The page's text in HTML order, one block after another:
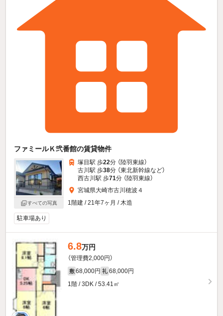
ファミールＫ弐番館の賃貸物件
すべての写真
塚目駅 歩22分 （陸羽東線）
古川駅 歩38分 （東北新幹線など）
西古川駅 歩71分 （陸羽東線）
宮城県大崎市古川穂波４
1階建 / 21年7ヶ月 / 木造
駐車場あり
6.8万円
（管理費2,000円）
敷 68,000円 礼 68,000円
1階 / 3DK / 53.41㎡